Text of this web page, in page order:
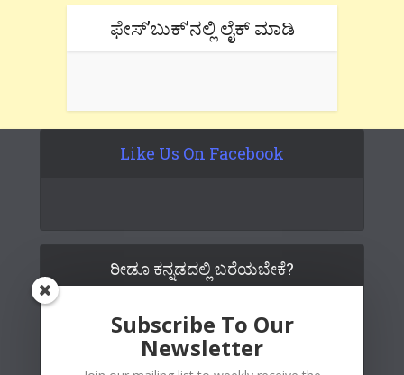
ಫೇಸ್’ಬುಕ್’ನಲ್ಲಿ ಲೈಕ್ ಮಾಡಿ
Like Us On Facebook
ರೀಡೂ ಕನ್ನಡದಲ್ಲಿ ಬರೆಯಬೇಕೆ?
Subscribe To Our
Newsletter